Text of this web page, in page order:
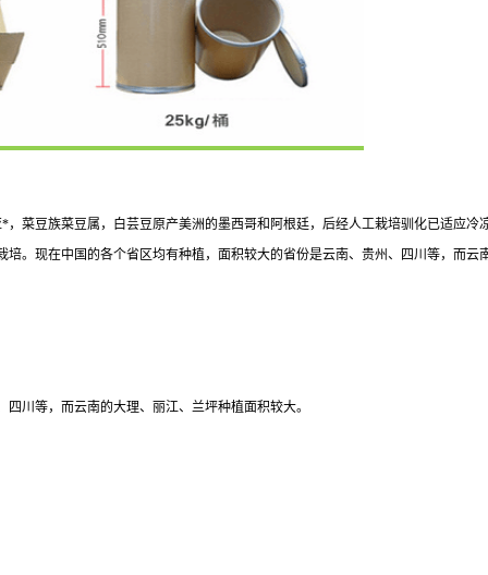
菜豆族菜豆属，白芸豆原产美洲的墨西哥和阿根廷，后经人工栽培驯化已适应
。现在中国的各个省区均有种植，面积较大的省份是云南、贵州、四川等，而云
川等，而云南的大理、丽江、兰坪种植面积较大。